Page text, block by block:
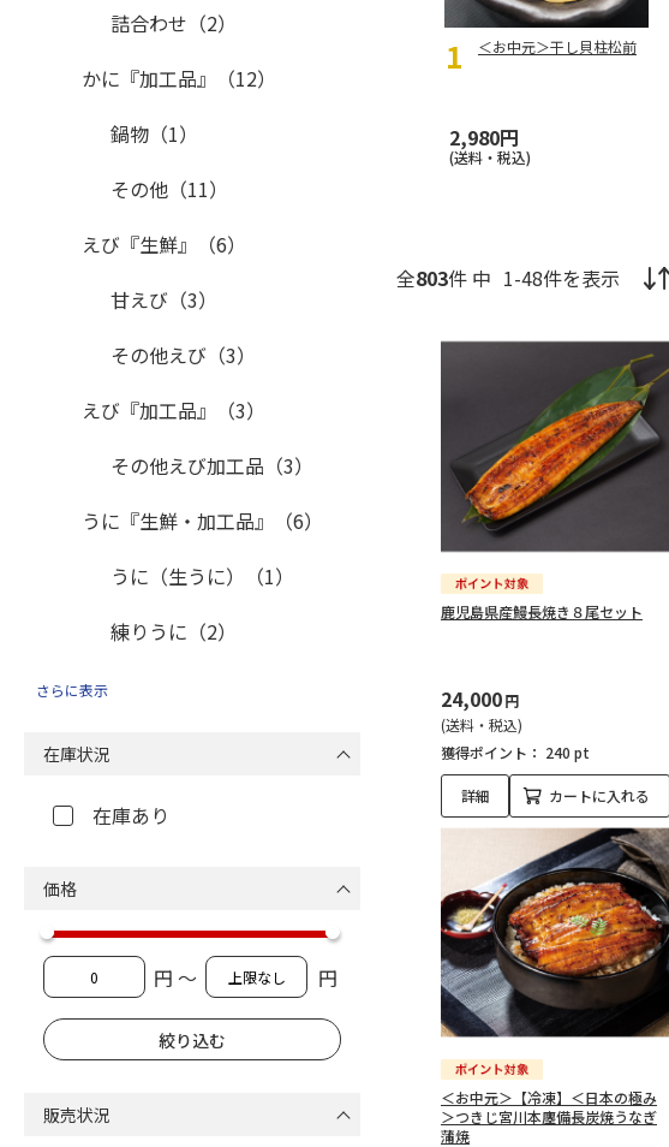
＜お中元＞干し貝柱松前
2,980円
(送料・税込)
全803件 中 1-48件を表示
鹿児島県産鰻長焼き８尾セット
24,000円
(送料・税込)
獲得ポイント： 240 pt
詳細 カートに入れる
＜お中元＞【冷凍】＜日本の極み
＞つきじ宮川本廛備長炭焼うなぎ
蒲焼
詰合わせ（2）
かに『加工品』（12）
鍋物（1）
その他（11）
えび『生鮮』（6）
甘えび（3）
その他えび（3）
えび『加工品』（3）
その他えび加工品（3）
うに『生鮮・加工品』（6）
うに（生うに）（1）
練りうに（2）
鮭『生鮮・加工品』（68）
その他鮭加工品（36）
ふぐ『生鮮・加工品』
（14）
さらに表示
在庫状況
在庫あり
価格
円 ～ 円
販売状況